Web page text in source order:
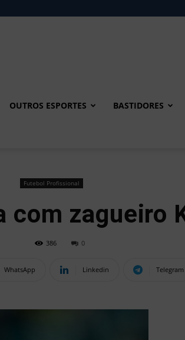
OUTROS ESPORTES BASTIDORES
Futebol Profissional
com zagueiro
386 0
WhatsApp Linkedin Telegram